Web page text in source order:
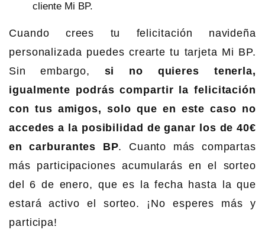
cliente Mi BP.
Cuando crees tu felicitación navideña
personalizada puedes crearte tu tarjeta Mi BP.
Sin embargo, si no quieres tenerla,
igualmente podrás compartir la felicitación
con tus amigos, solo que en este caso no
accedes a la posibilidad de ganar los de 40€
en carburantes BP. Cuanto más compartas
más participaciones acumularás en el sorteo
del 6 de enero, que es la fecha hasta la que
estará activo el sorteo. ¡No esperes más y
participa!